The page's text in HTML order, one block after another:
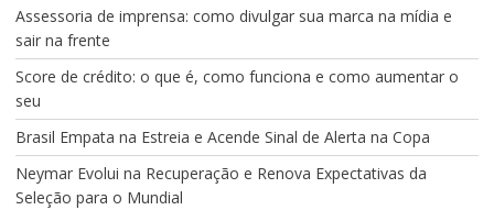
Assessoria de imprensa: como divulgar sua marca na mídia e
sair na frente
Score de crédito: o que é, como funciona e como aumentar o
seu
Brasil Empata na Estreia e Acende Sinal de Alerta na Copa
Neymar Evolui na Recuperação e Renova Expectativas da
Seleção para o Mundial